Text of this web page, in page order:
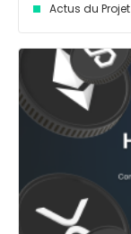
Actus du Projet